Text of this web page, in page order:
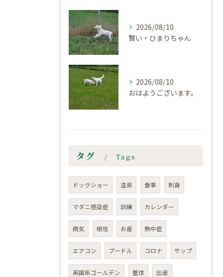
2026/08/10
賢い・ひまりちゃん
2026/08/10
おはようございます。
タグ Tags
ドッグショー 温泉 食事 刺身
マダニ感染症 訓練 カレンダー
病気 相性 お産 熱中症
エアコン プードル コロナ サップ
英国系ゴールデン 整体 出産